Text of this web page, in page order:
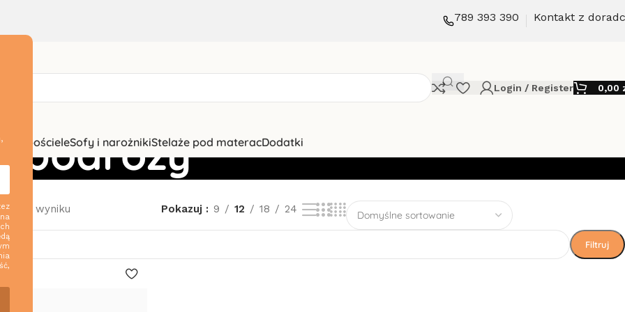
789 393 390 Kontakt z
Login / Register 0,00
i pościeleSofy i narożnikiStelaże pod materacDodatki
podróży
wyniku Pokazuj 9 12 18 24
Filtruj